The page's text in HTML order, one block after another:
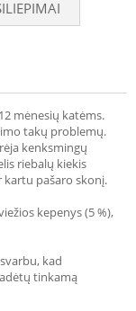
mėnesių katėms.
takų problemų.
kenksmingų
riebalų kiekis
kartu pašaro skonį.
kepenys (5 %),
kad
tinkamą